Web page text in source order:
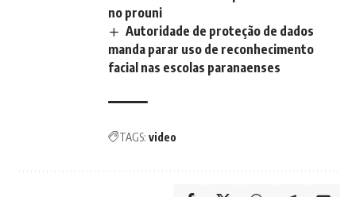
no prouni
Autoridade de proteção de dados
manda parar uso de reconhecimento
facial nas escolas paranaenses
TAGS: video